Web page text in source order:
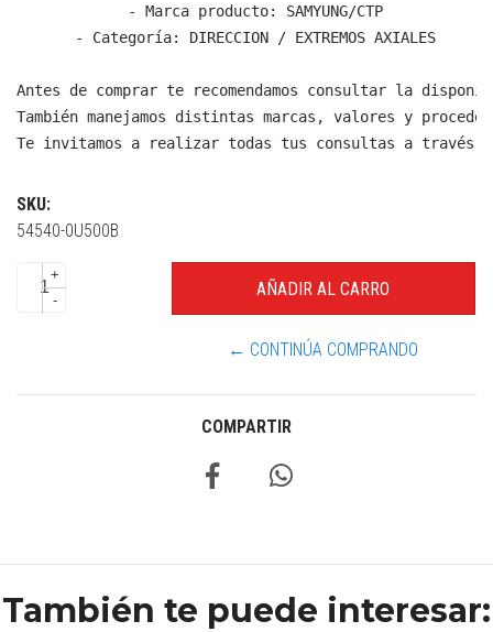
  - Marca producto: SAMYUNG/CTP
  - Categoría: DIRECCION / EXTREMOS AXIALES
Antes de comprar te recomendamos consultar la
También manejamos distintas marcas, valores y
Te invitamos a realizar todas tus consultas a través
SKU:
54540-0U500B
+
-
← CONTINÚA COMPRANDO
COMPARTIR
También te puede interesar: